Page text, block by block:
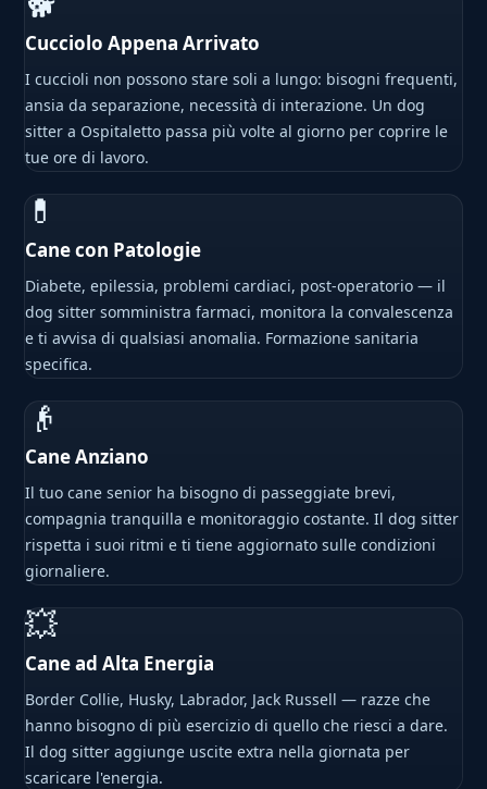
Cucciolo Appena Arrivato
I cuccioli non possono stare soli a lungo: bisogni frequenti,
ansia da separazione, necessità di interazione. Un dog
sitter a Ospitaletto passa più volte al giorno per coprire le
tue ore di lavoro.
💊
Cane con Patologie
Diabete, epilessia, problemi cardiaci, post-operatorio — il
dog sitter somministra farmaci, monitora la convalescenza
e ti avvisa di qualsiasi anomalia. Formazione sanitaria
specifica.
👴
Cane Anziano
Il tuo cane senior ha bisogno di passeggiate brevi,
compagnia tranquilla e monitoraggio costante. Il dog sitter
rispetta i suoi ritmi e ti tiene aggiornato sulle condizioni
giornaliere.
💥
Cane ad Alta Energia
Border Collie, Husky, Labrador, Jack Russell — razze che
hanno bisogno di più esercizio di quello che riesci a dare.
Il dog sitter aggiunge uscite extra nella giornata per
scaricare l'energia.